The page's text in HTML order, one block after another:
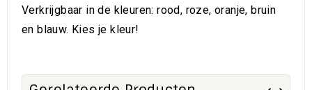
Verkrijgbaar in de kleuren: rood, roze, oranje, bruin
en blauw. Kies je kleur!